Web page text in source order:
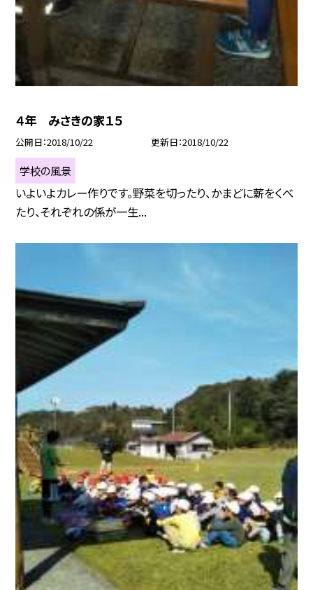
４年 みさきの家１５
公開日 2018/10/22 更新日 2018/10/22
学校の風景
いよいよカレー作りです。野菜を切ったり、かまどに薪をくべ
たり、それぞれの係が一生...